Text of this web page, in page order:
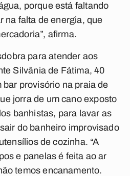
porque está faltando
na falta de energia, que
afirma.
para atender aos
Silvânia de Fátima, 40
provisório na praia de
jorra de um cano exposto
banhistas, para lavar as
do banheiro improvisado
de cozinha. “A
e panelas é feita ao ar
temos encanamento.